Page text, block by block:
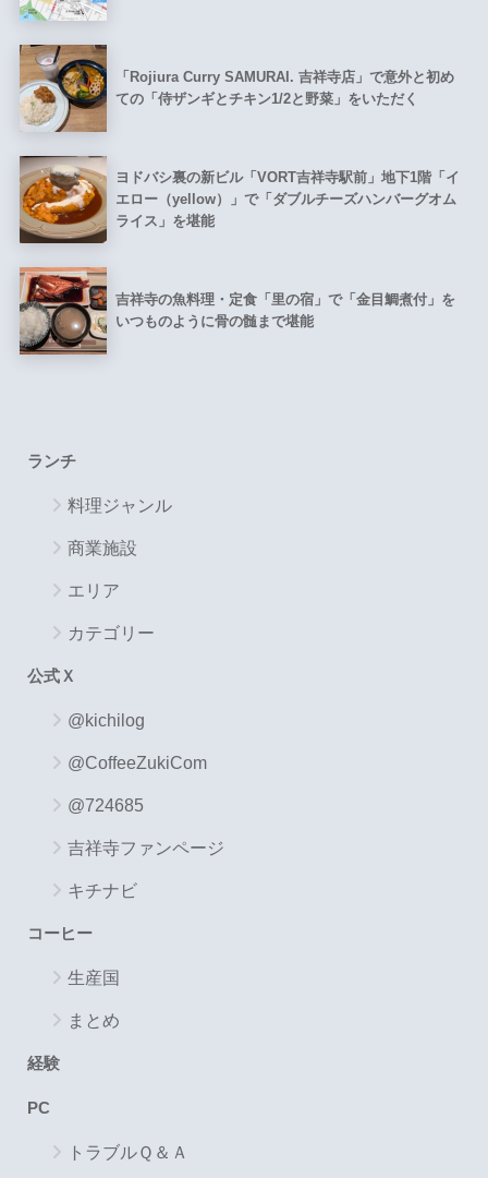
「Rojiura Curry SAMURAI. 吉祥寺店」で意外と初め
ての「侍ザンギとチキン1/2と野菜」をいただく
ヨドバシ裏の新ビル「VORT吉祥寺駅前」地下1階「イ
エロー（yellow）」で「ダブルチーズハンバーグオム
ライス」を堪能
吉祥寺の魚料理・定食「里の宿」で「金目鯛煮付」を
いつものように骨の髄まで堪能
ランチ
料理ジャンル
商業施設
エリア
カテゴリー
公式Ｘ
@kichilog
@CoffeeZukiCom
@724685
吉祥寺ファンページ
キチナビ
コーヒー
生産国
まとめ
経験
PC
トラブルＱ＆Ａ